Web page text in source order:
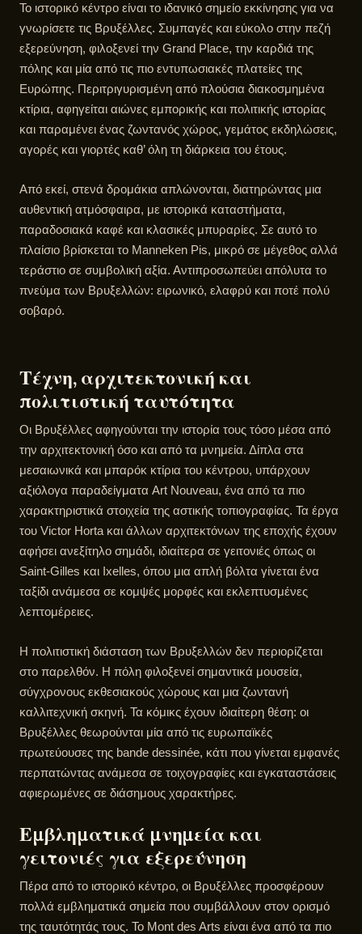
Το ιστορικό κέντρο είναι το ιδανικό σημείο εκκίνησης για να
γνωρίσετε τις Βρυξέλλες. Συμπαγές και εύκολο στην πεζή
εξερεύνηση, φιλοξενεί την Grand Place, την καρδιά της
πόλης και μία από τις πιο εντυπωσιακές πλατείες της
Ευρώπης. Περιτριγυρισμένη από πλούσια διακοσμημένα
κτίρια, αφηγείται αιώνες εμπορικής και πολιτικής ιστορίας
και παραμένει ένας ζωντανός χώρος, γεμάτος εκδηλώσεις,
αγορές και γιορτές καθ’ όλη τη διάρκεια του έτους.
Από εκεί, στενά δρομάκια απλώνονται, διατηρώντας μια
αυθεντική ατμόσφαιρα, με ιστορικά καταστήματα,
παραδοσιακά καφέ και κλασικές μπυραρίες. Σε αυτό το
πλαίσιο βρίσκεται το Manneken Pis, μικρό σε μέγεθος αλλά
τεράστιο σε συμβολική αξία. Αντιπροσωπεύει απόλυτα το
πνεύμα των Βρυξελλών: ειρωνικό, ελαφρύ και ποτέ πολύ
σοβαρό.
Τέχνη, αρχιτεκτονική και
πολιτιστική ταυτότητα
Οι Βρυξέλλες αφηγούνται την ιστορία τους τόσο μέσα από
την αρχιτεκτονική όσο και από τα μνημεία. Δίπλα στα
μεσαιωνικά και μπαρόκ κτίρια του κέντρου, υπάρχουν
αξιόλογα παραδείγματα Art Nouveau, ένα από τα πιο
χαρακτηριστικά στοιχεία της αστικής τοπιογραφίας. Τα έργα
του Victor Horta και άλλων αρχιτεκτόνων της εποχής έχουν
αφήσει ανεξίτηλο σημάδι, ιδιαίτερα σε γειτονιές όπως οι
Saint-Gilles και Ixelles, όπου μια απλή βόλτα γίνεται ένα
ταξίδι ανάμεσα σε κομψές μορφές και εκλεπτυσμένες
λεπτομέρειες.
Η πολιτιστική διάσταση των Βρυξελλών δεν περιορίζεται
στο παρελθόν. Η πόλη φιλοξενεί σημαντικά μουσεία,
σύγχρονους εκθεσιακούς χώρους και μια ζωντανή
καλλιτεχνική σκηνή. Τα κόμικς έχουν ιδιαίτερη θέση: οι
Βρυξέλλες θεωρούνται μία από τις ευρωπαϊκές
πρωτεύουσες της bande dessinée, κάτι που γίνεται εμφανές
περπατώντας ανάμεσα σε τοιχογραφίες και εγκαταστάσεις
αφιερωμένες σε διάσημους χαρακτήρες.
Εμβληματικά μνημεία και
γειτονιές για εξερεύνηση
Πέρα από το ιστορικό κέντρο, οι Βρυξέλλες προσφέρουν
πολλά εμβληματικά σημεία που συμβάλλουν στον ορισμό
της ταυτότητάς τους. Το Mont des Arts είναι ένα από τα πιο